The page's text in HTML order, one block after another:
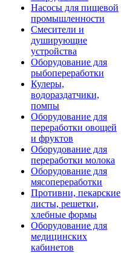
Насосы для пищевой
промышленности
Смесители и
душирующие
устройства
Оборудование для
рыбопереработки
Кулеры,
водораздатчики,
помпы
Оборудование для
переработки овощей
и фруктов
Оборудование для
переработки молока
Оборудование для
мясопереработки
Противни, пекарские
листы, решетки,
хлебные формы
Оборудование для
медицинских
кабинетов